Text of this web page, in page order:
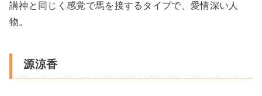
講神と同じく感覚で馬を接するタイプで、愛情深い人
物。
源涼香